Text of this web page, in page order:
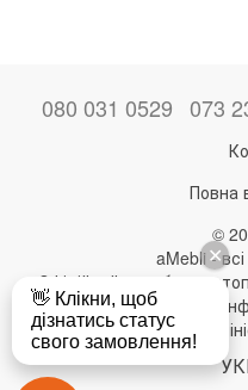
080 031 0529 073
Повна
©
aMebli -
Офіційний виробник
Будь-яке використання
дозволу